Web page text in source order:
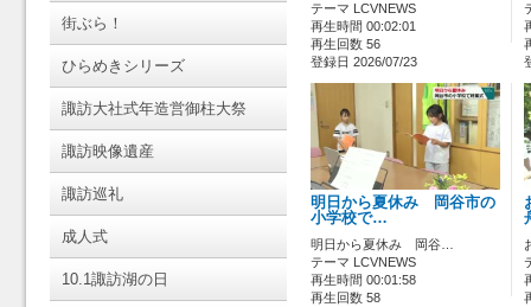
街ぶら！
ひらめきシリーズ
諏訪大社式年造営御柱大祭
諏訪映像遺産
諏訪巡礼
成人式
10.1諏訪湖の日
テーマ LCVNEWS
再生時間 00:02:01
再生回数 56
登録日 2026/07/23
明日から夏休み 岡谷市の
小学校で…
明日から夏休み 岡谷…
テーマ LCVNEWS
再生時間 00:01:58
再生回数 58